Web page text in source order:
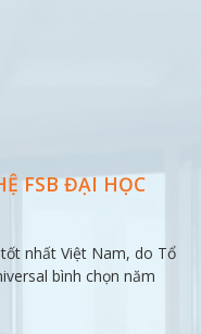
FSB ĐẠI HỌC
nhất Việt Nam, do Tổ
bình chọn năm